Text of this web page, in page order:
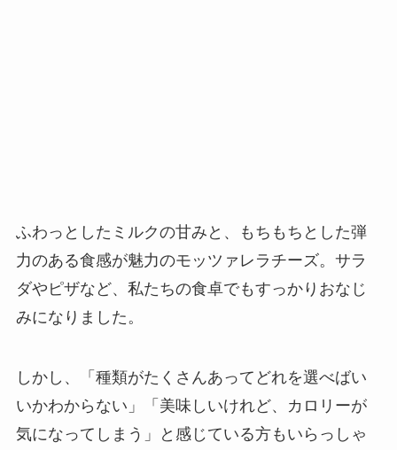
ふわっとしたミルクの甘みと、もちもちとした弾
力のある食感が魅力のモッツァレラチーズ。サラ
ダやピザなど、私たちの食卓でもすっかりおなじ
みになりました。
しかし、「種類がたくさんあってどれを選べばい
いかわからない」「美味しいけれど、カロリーが
気になってしまう」と感じている方もいらっしゃ